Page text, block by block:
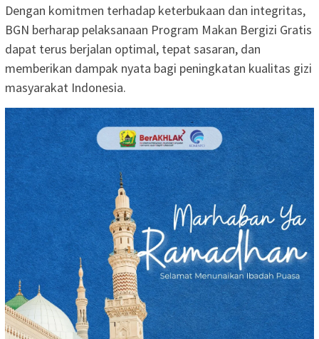
Dengan komitmen terhadap keterbukaan dan integritas,
BGN berharap pelaksanaan Program Makan Bergizi Gratis
dapat terus berjalan optimal, tepat sasaran, dan
memberikan dampak nyata bagi peningkatan kualitas gizi
masyarakat Indonesia.